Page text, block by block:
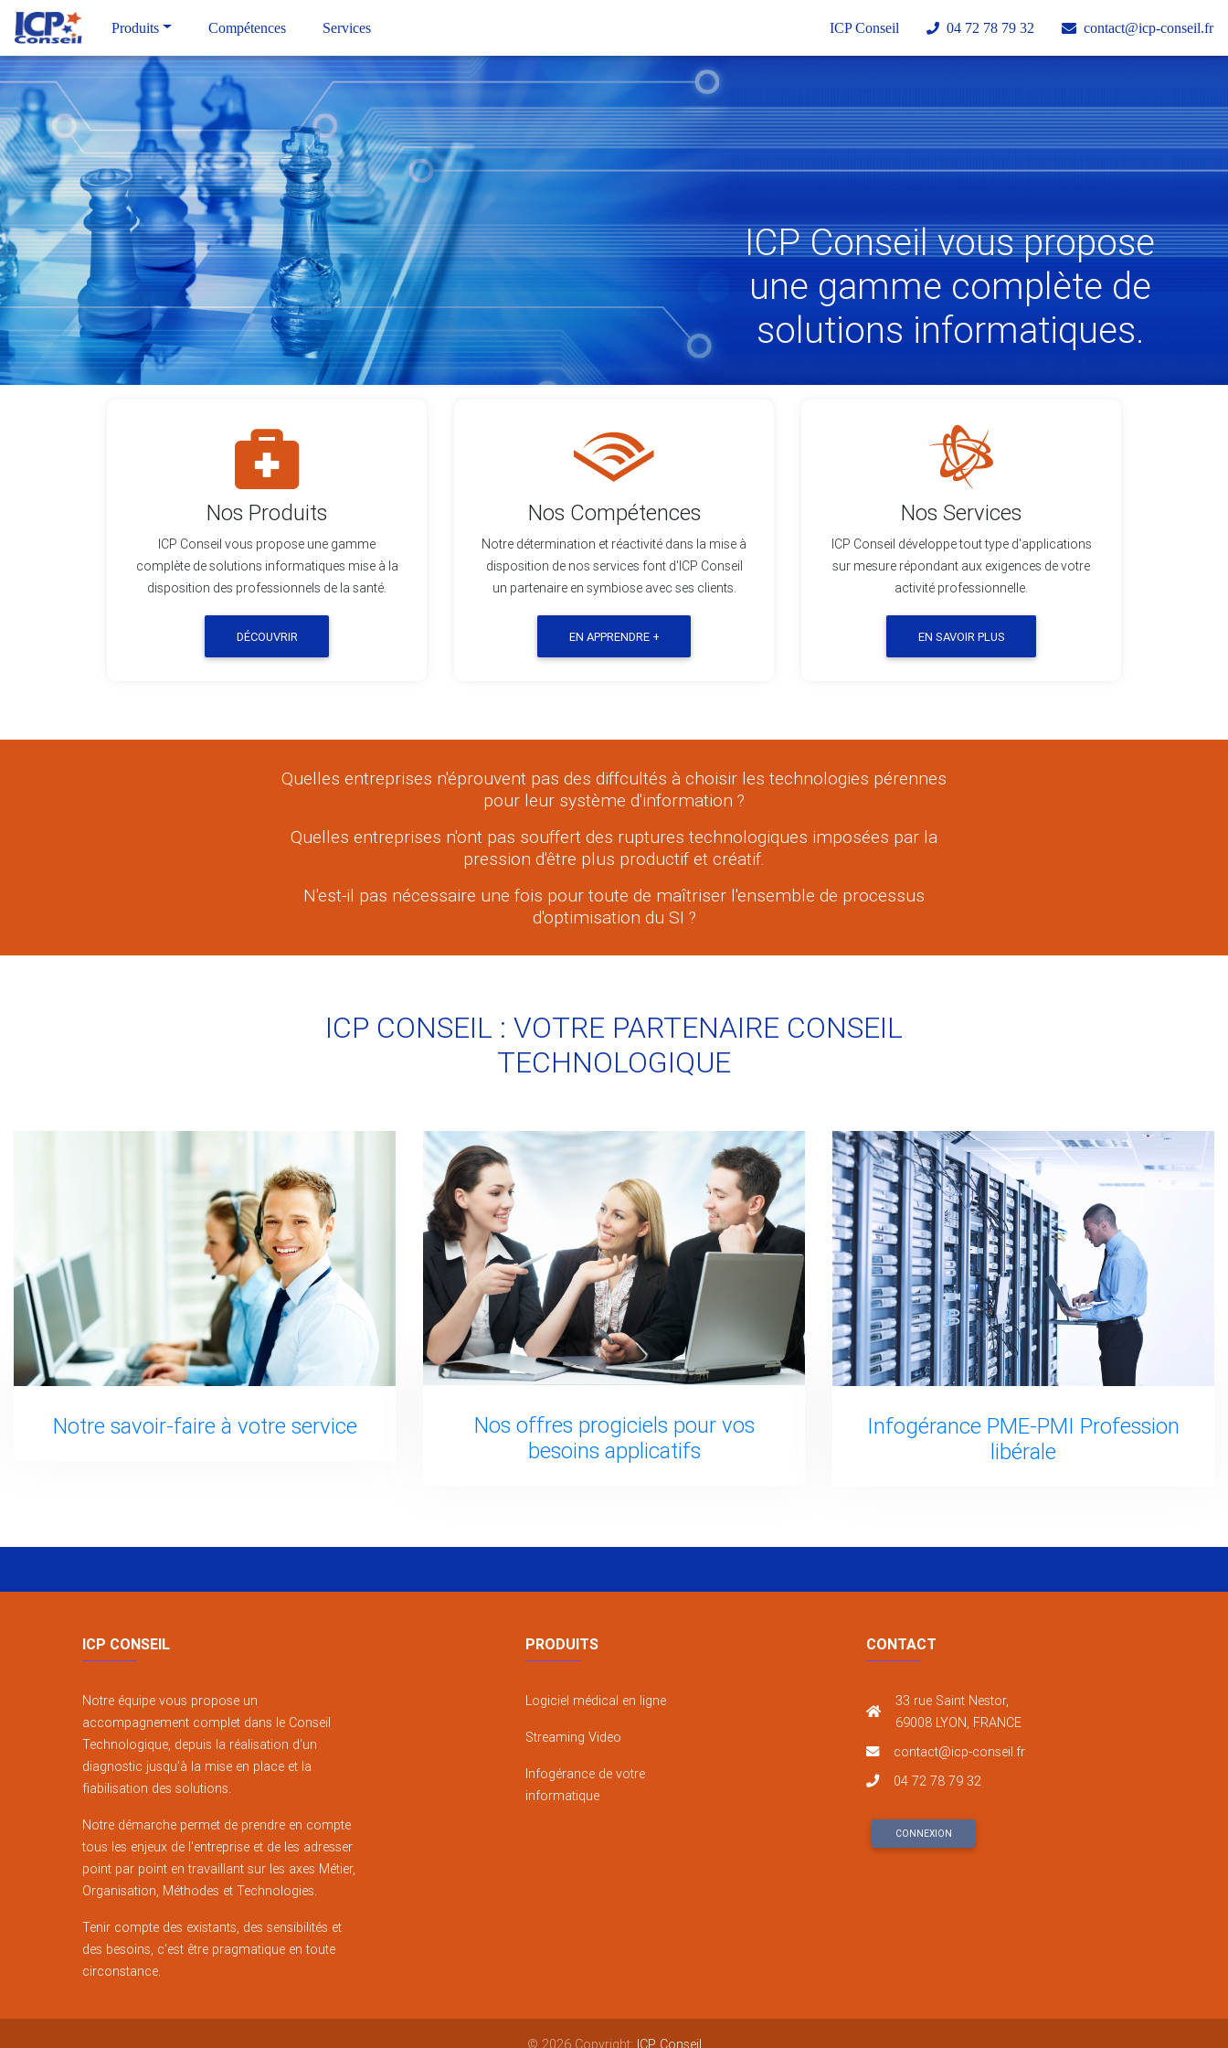
Produits Compétences Services ICP Conseil 04 72 78 79 32 contact@icp-conseil.fr
ICP Conseil vous propose
une gamme complète de
solutions informatiques.
Nos Produits
ICP Conseil vous propose une gamme
complète de solutions informatiques mise à la
disposition des professionnels de la santé.
DÉCOUVRIR
Nos Compétences
Notre détermination et réactivité dans la mise à
disposition de nos services font d'ICP Conseil
un partenaire en symbiose avec ses clients.
EN APPRENDRE +
Nos Services
ICP Conseil développe tout type d'applications
sur mesure répondant aux exigences de votre
activité professionnelle.
EN SAVOIR PLUS
Quelles entreprises n'éprouvent pas des diffcultés à choisir les technologies pérennes
pour leur système d'information ?
Quelles entreprises n'ont pas souffert des ruptures technologiques imposées par la
pression d'être plus productif et créatif.
N'est-il pas nécessaire une fois pour toute de maîtriser l'ensemble de processus
d'optimisation du SI ?
ICP CONSEIL : VOTRE PARTENAIRE CONSEIL
TECHNOLOGIQUE
Notre savoir-faire à votre service
Nos offres progiciels pour vos
besoins applicatifs
Infogérance PME-PMI Profession
libérale
ICP CONSEIL
Notre équipe vous propose un
accompagnement complet dans le Conseil
Technologique, depuis la réalisation d'un
diagnostic jusqu'à la mise en place et la
fiabilisation des solutions.
Notre démarche permet de prendre en compte
tous les enjeux de l'entreprise et de les adresser
point par point en travaillant sur les axes Métier,
Organisation, Méthodes et Technologies.
Tenir compte des existants, des sensibilités et
des besoins, c'est être pragmatique en toute
circonstance.
PRODUITS
Logiciel médical en ligne
Streaming Video
Infogérance de votre
informatique
CONTACT
33 rue Saint Nestor,
69008 LYON, FRANCE
contact@icp-conseil.fr
04 72 78 79 32
CONNEXION
© 2026 Copyright: ICP Conseil